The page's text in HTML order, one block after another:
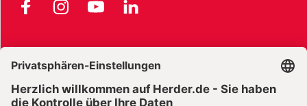
FacebookInstagramYouTubeLinkedIn
Widerrufsbelehrung E-Books
Widerrufsbelehrung Zeitschriften Datenschutz